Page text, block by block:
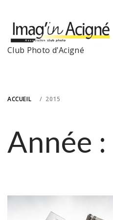
content
Club Photo d'Acigné
ACCUEIL 2015
Année :